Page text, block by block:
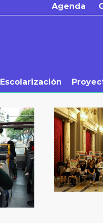
Agenda
Escolarización